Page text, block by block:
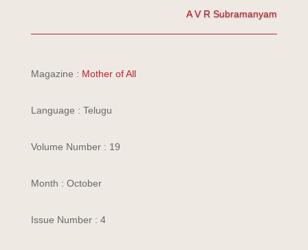
A V R Subramanyam
Magazine : Mother of All
Language : Telugu
Volume Number : 19
Month : October
Issue Number : 4